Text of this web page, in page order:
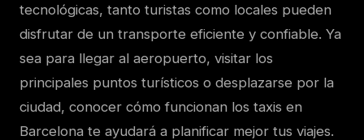
tecnológicas, tanto turistas como locales pueden
disfrutar de un transporte eficiente y confiable. Ya
sea para llegar al aeropuerto, visitar los
principales puntos turísticos o desplazarse por la
ciudad, conocer cómo funcionan los taxis en
Barcelona te ayudará a planificar mejor tus viajes.